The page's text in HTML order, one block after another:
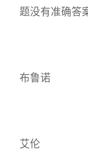
题没有准确答
布鲁诺
艾伦